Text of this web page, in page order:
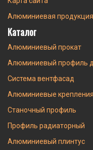
Алюминиевая продукция
Каталог
Алюминиевый прокат
Алюминиевый профиль
Система вентфасад
Алюминиевые
Станочный профиль
Профиль радиаторный
Алюминиевый плинтус